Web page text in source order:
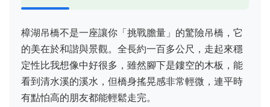
樟湖吊橋不是一座讓你「挑戰膽量」的驚險吊橋，它
的美在於和諧與景觀。全長約一百多公尺，走起來穩
定性比我想像中好很多，雖然腳下是鏤空的木板，能
看到清水溪的溪水，但橋身搖晃感非常輕微，連平時
有點怕高的朋友都能輕鬆走完。